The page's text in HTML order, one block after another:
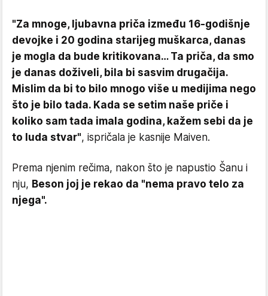
"Za mnoge, ljubavna priča između 16-godišnje
devojke i 20 godina starijeg muškarca, danas
je mogla da bude kritikovana… Ta priča, da smo
je danas doživeli, bila bi sasvim drugačija.
Mislim da bi to bilo mnogo više u medijima nego
što je bilo tada. Kada se setim naše priče i
koliko sam tada imala godina, kažem sebi da je
to luda stvar", ispričala je kasnije Maiven.
Prema njenim rečima, nakon što je napustio Šanu i
nju, Beson joj je rekao da "nema pravo telo za
njega".